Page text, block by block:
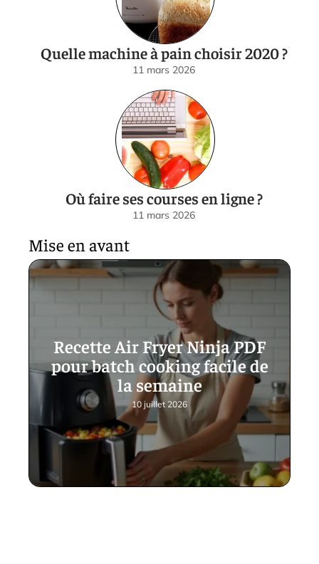
Quelle machine à pain choisir 2020 ?
11 mars 2026
Où faire ses courses en ligne ?
11 mars 2026
Mise en avant
Recette Air Fryer Ninja PDF
pour batch cooking facile de
la semaine
10 juillet 2026